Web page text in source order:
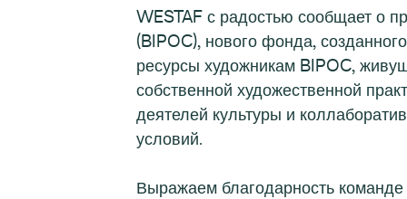
WESTAF с радостью сообщает о
(BIPOC), нового фонда,
ресурсы художникам BIPOC,
собственной художественной
деятелей культуры и
условий.
Выражаем благодарность